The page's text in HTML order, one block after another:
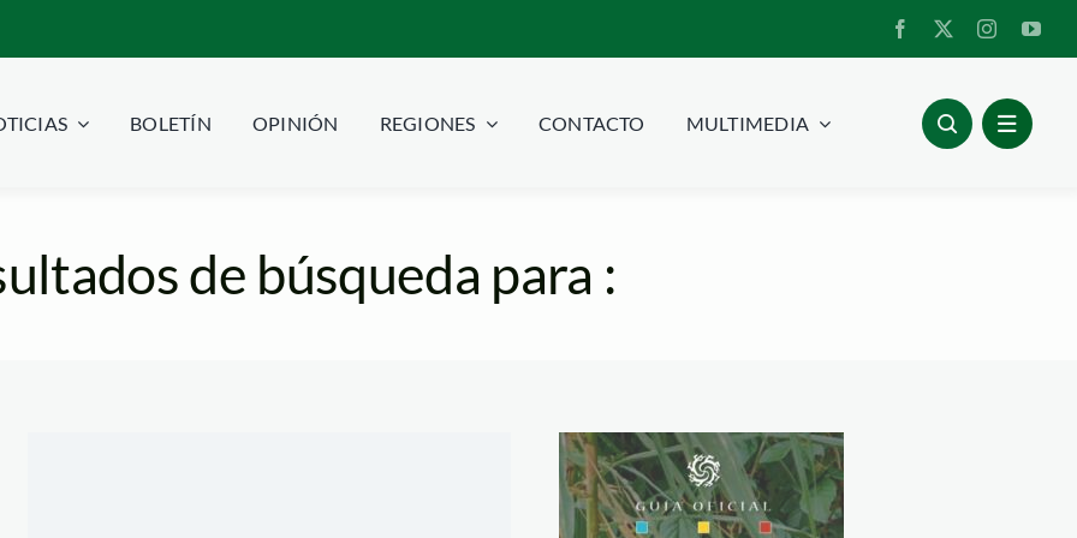
BOLETÍN OPINIÓN REGIONES CONTACTO MULTIMEDIA
de búsqueda para :